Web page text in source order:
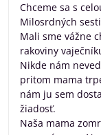
Chceme sa s
Milosrdných
Mali sme vážne
rakoviny
Nikde nám
pritom mama
nám ju sem
žiadosť.
Naša mama